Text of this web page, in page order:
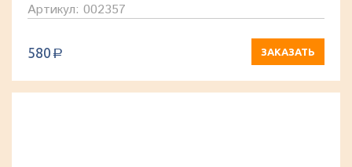
Артикул: 002357
580 a ЗАКАЗАТЬ